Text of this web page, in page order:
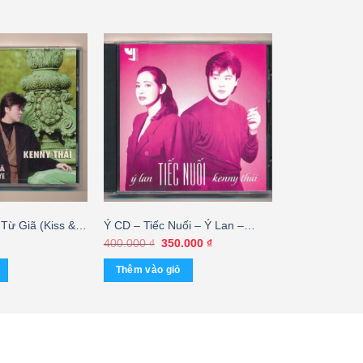
Giã (Kiss &
Thái
Ý CD – Tiếc Nuối – Ý Lan –
Kenny Thái (3G) KGTUS
400.000₫ Giá
là:
400.000 ₫.
350.000 ₫Giá
Thêm vào giỏ